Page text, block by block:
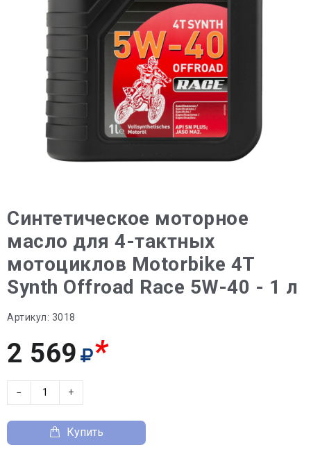
Синтетическое моторное
масло для 4-тактных
мотоциклов Motorbike 4T
Synth Offroad Race 5W-40 - 1 л
Артикул: 3018
2 569 *
− +
Купить